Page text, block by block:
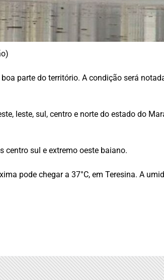
parte do território. A condição será
leste, sul, centro e norte do estado do
centro sul e extremo oeste baiano.
pode chegar a 37°C, em Teresina. A